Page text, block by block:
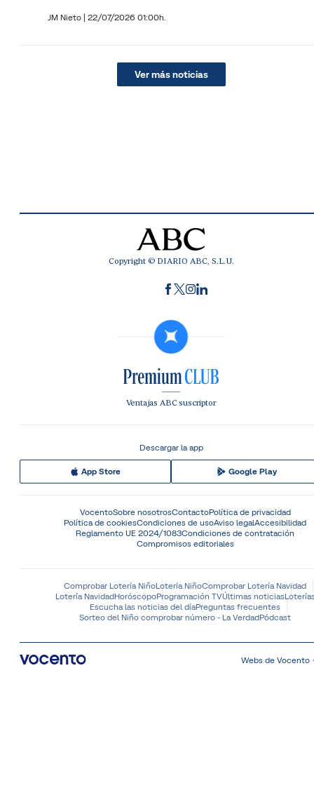
JM Nieto | 22/07/2026 01:00h.
Ver más noticias
Copyright © DIARIO ABC, S.L.U.
Ventajas ABC suscriptor
Descargar la app
App Store Google Play
VocentoSobre nosotrosContactoPolítica de privacidad
Política de cookiesCondiciones de usoAviso legalAccesibilidad
Reglamento UE 2024/1083Condiciones de contratación
Compromisos editoriales
Comprobar Lotería NiñoLotería NiñoComprobar Lotería Navidad
Lotería NavidadHoróscopoProgramación TVÚltimas noticias
Escucha las noticias del díaPreguntas frecuentes
Sorteo del Niño comprobar número - La VerdadPódcast
Webs de Vocento